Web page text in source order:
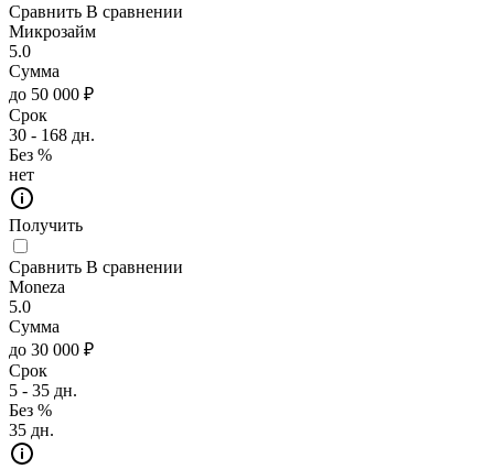
Сравнить В сравнении
Микрозайм
5.0
Сумма
до 50 000 ₽
Срок
30 - 168 дн.
Без %
нет
Получить
Сравнить В сравнении
Moneza
5.0
Сумма
до 30 000 ₽
Срок
5 - 35 дн.
Без %
35 дн.